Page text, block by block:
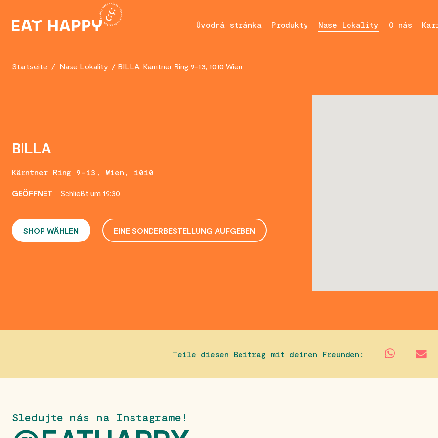
MAIN
Úvodná stránka Produkty Nase Lokality O nás
Startseite / Nase Lokality / BILLA, Kärntner Ring 9-13, 1010 Wien
BILLA
Kärntner Ring 9-13, Wien, 1010
GEÖFFNET Schließt um 19:30
SHOP WÄHLEN EINE SONDERBESTELLUNG AUFGEBEN
Teile diesen Beitrag mit deinen Freunden:
Sledujte nás na Instagrame!